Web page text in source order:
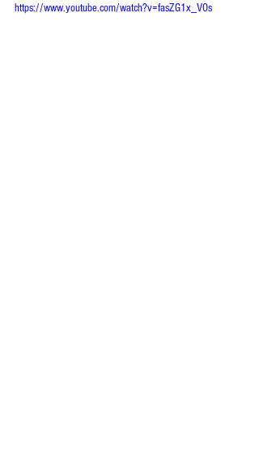
https://www.youtube.com/watch?v=fasZG1x_VOs